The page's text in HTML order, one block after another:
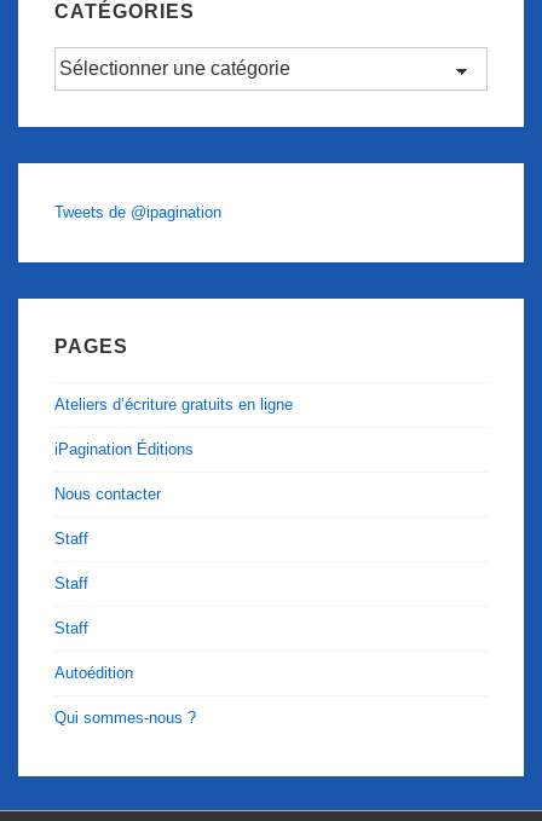
CATÉGORIES
Catégories
Tweets de @ipagination
PAGES
Ateliers d’écriture gratuits en ligne
iPagination Éditions
Nous contacter
Staff
Staff
Staff
Autoédition
Qui sommes-nous ?